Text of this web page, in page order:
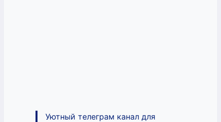
Уютный телеграм канал для